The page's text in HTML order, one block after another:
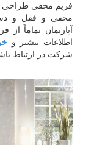
فریم مخفی طراحی
مخفی و قفل و
آپارتمان تماماً
اطلاعات بیشتر و
شرکت در ارتباط